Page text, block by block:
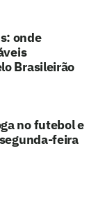
onde
Brasileirão
no futebol e
feira